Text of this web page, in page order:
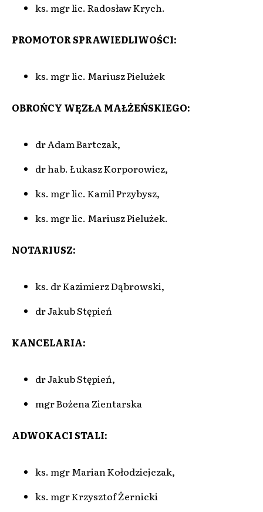
ks. mgr lic. Radosław Krych.
PROMOTOR SPRAWIEDLIWOŚCI:
ks. mgr lic. Mariusz Pielużek
OBROŃCY WĘZŁA MAŁŻEŃSKIEGO:
dr Adam Bartczak,
dr hab. Łukasz Korporowicz,
ks. mgr lic. Kamil Przybysz,
ks. mgr lic. Mariusz Pielużek.
NOTARIUSZ:
ks. dr Kazimierz Dąbrowski,
dr Jakub Stępień
KANCELARIA:
dr Jakub Stępień,
mgr Bożena Zientarska
ADWOKACI STALI:
ks. mgr Marian Kołodziejczak,
ks. mgr Krzysztof Żernicki